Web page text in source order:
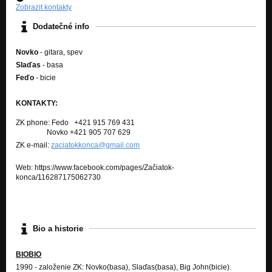
03. N.W.O. (Zovretá Päsť 2012)
Nezařazeno
04. Staré časy (Zovretá Päsť 2012)
Nezařazeno
Nezařazeno
07. Chráň si chrbát (Zovretá Päsť 2012)
Nezařazeno
Nezařazeno
Zobrazit kontakty
Dodatečné info
Novko - gitara, spev
Slaďas - basa
Feďo - bicie
KONTAKTY:
ZK phone: Fedo +421 915 769 431
Novko +421 905 707 629
ZK e-mail: zaciatokkonca@gmail.com
Web: https://www.facebook.com/pages/Začiatok-
konca/116287175062730
Bio a historie
BIOBIO
1990 - založenie ZK: Novko(basa), Slaďas(basa), Big John(bicie).